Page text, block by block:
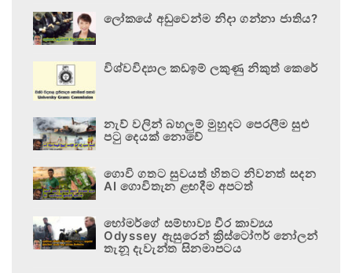
ලෝකයේ අඩුවෙන්ම නිදා ගන්නා ජාතිය?
විශ්වවිද්‍යාල කඩඉම් ලකුණු නිකුත් කෙරේ
නැව් වලින් බහලුම් මුහුදට පෙරලීම සුළු
පටු දෙයක් නොවේ
ගොවි ගතට සුවයත් හිතට නිවනත් සදන
AI ගොවිතැන ළඟදීම අපටත්
හෝමර්ගේ සම්භාව්‍ය වීර කාව්‍යය
Odyssey ඇසුරෙන් ක්‍රිස්ටෝෆර් නෝලන්
තැනූ දැවැන්ත සිනමාපටය